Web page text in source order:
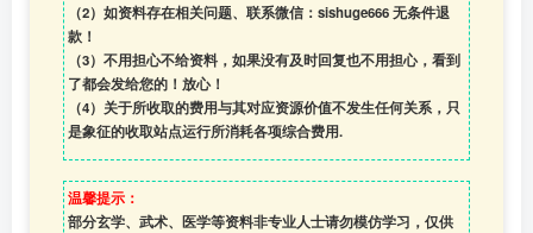
（2）如资料存在相关问题、联系微信：sishuge666 无条件退
款！
（3） 不用担心不给资料，如果没有及时回复也不用担心，看到
了都会发给您的！放心！
（4） 关于所收取的费用与其对应资源价值不发生任何关系，只
是象征的收取站点运行所消耗各项综合费用.
温馨提示：
部分玄学、武术、医学等资料非专业人士请勿模仿学习，仅供